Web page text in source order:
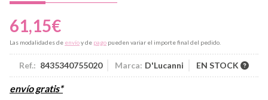
61,15€
Las modalidades de envíoy de pago pueden variar el importe final del pedido.
Ref.: 8435340755020 Marca: D'Lucanni EN STOCK
envío gratis*